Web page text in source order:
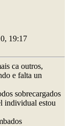
19:17
ca outros,
e falta un
sobrecargados
individual estou